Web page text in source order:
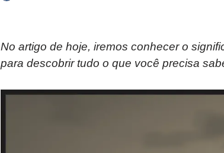
No artigo de hoje, iremos conhecer o
para descobrir tudo o que você precisa